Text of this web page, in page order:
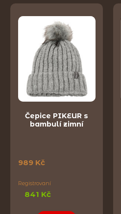
Čepice PIKEUR s
bambulí zimní
989 Kč
Registrovaní
841 Kč